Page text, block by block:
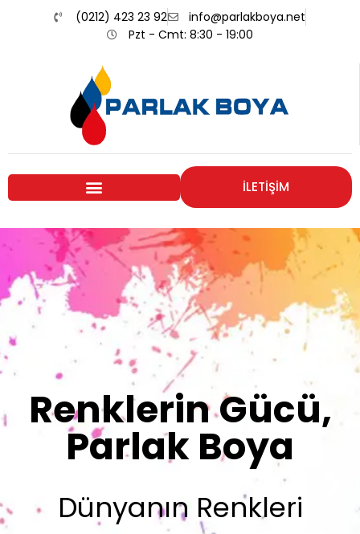
(0212) 423 23 92
info@parlakboya.net
Pzt - Cmt: 8:30 - 19:00
İLETİŞİM
Renklerimiz
Sizin İmzanız
Olsun